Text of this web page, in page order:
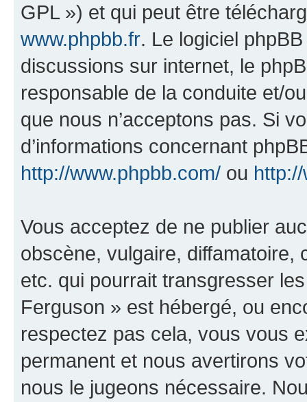
GPL ») et qui peut être
www.phpbb.fr. Le logiciel
discussions sur internet, le
responsable de la conduite et/
que nous n’acceptons pas. Si
d’informations concernant
http://www.phpbb.com/ ou
Vous acceptez de ne publier
obscène, vulgaire, diffamatoire,
etc. qui pourrait transgresser
Ferguson » est hébergé, ou
respectez pas cela, vous vous
permanent et nous avertirons
nous le jugeons nécessaire.